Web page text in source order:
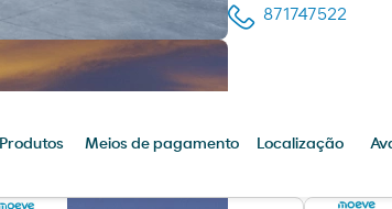
871747522
Produtos Meios de pagamento Localização